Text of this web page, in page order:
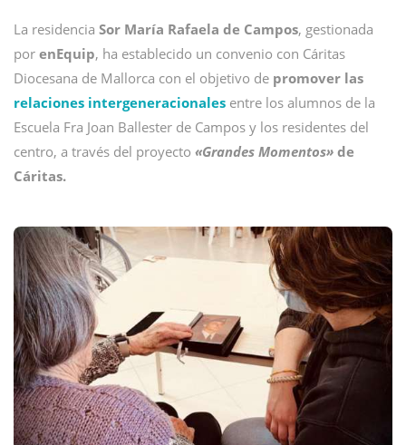
La residencia Sor María Rafaela de Campos, gestionada
por enEquip, ha establecido un convenio con Cáritas
Diocesana de Mallorca con el objetivo de promover las
relaciones intergeneracionales entre los alumnos de la
Escuela Fra Joan Ballester de Campos y los residentes del
centro, a través del proyecto «Grandes Momentos» de
Cáritas.